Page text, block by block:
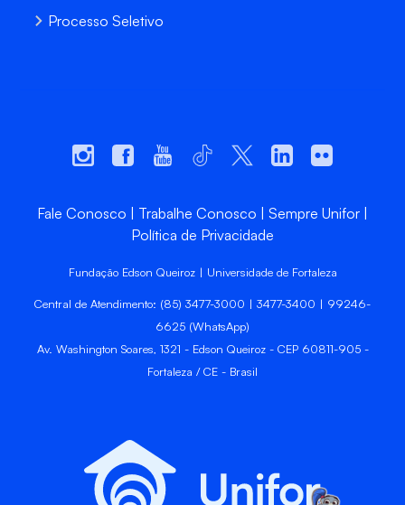
Processo Seletivo
Fale Conosco Trabalhe Conosco
Sempre Unifor
Política de Privacidade
Fundação Edson Queiroz | Universidade de Fortaleza
Central de Atendimento: (85) 3477-3000 | 3477-3400 | 99246-
6625 (WhatsApp)
Av. Washington Soares, 1321 - Edson Queiroz - CEP 60811-905 -
Fortaleza / CE - Brasil